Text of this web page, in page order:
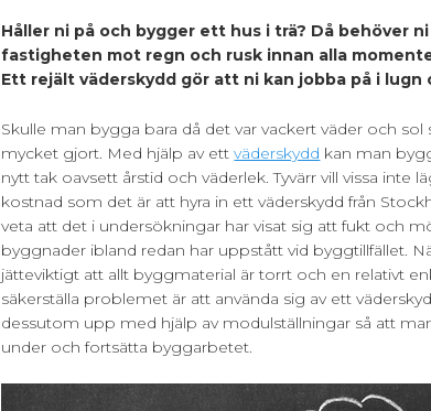
Håller ni på och bygger ett hus i trä? Då behöver
fastigheten mot regn och rusk innan alla
Ett rejält väderskydd gör att ni kan jobba på i lugn
Skulle man bygga bara då det var vackert väder och sol
mycket gjort. Med hjälp av ettväderskydd kan man
nytt tak oavsett årstid och väderlek. Tyvärr vill vissa inte
kostnad som det är att hyra in ett väderskydd från
veta att det i undersökningar har visat sig att fukt och
byggnader ibland redan har uppstått vid byggtillfället.
jätteviktigt att allt byggmaterial är torrt och en relativt
säkerställa problemet är att använda sig av ett
dessutom upp med hjälp av modulställningar så att
under och fortsätta byggarbetet.